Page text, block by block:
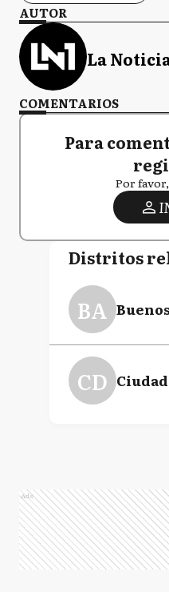
AUTOR
La
COMENTARIOS
Para
Por
Distritos
BA
CD
Ads